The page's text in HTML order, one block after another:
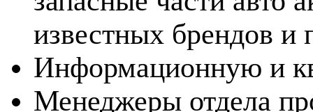
известных брендов и
Информационную и
Менеджеры отдела